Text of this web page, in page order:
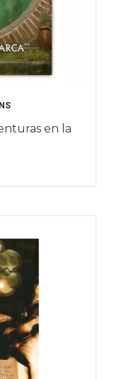
en la